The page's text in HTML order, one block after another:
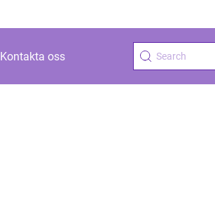
Kontakta oss